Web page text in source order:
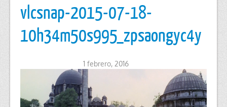
vlcsnap-2015-07-18-
10h34m50s995_zpsaongyc4y
1 febrero, 2016